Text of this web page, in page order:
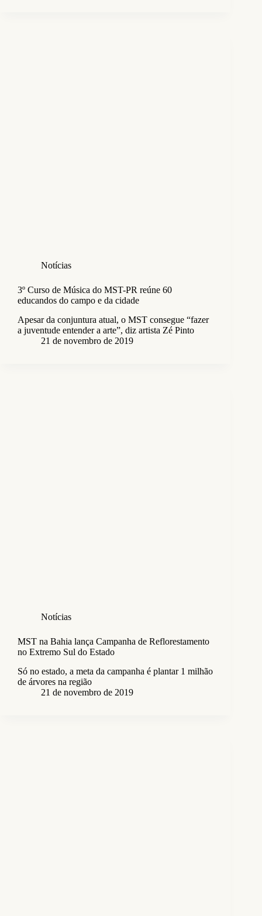
Notícias
3º Curso de Música do MST-PR reúne 60
educandos do campo e da cidade
Apesar da conjuntura atual, o MST consegue “fazer
a juventude entender a arte”, diz artista Zé Pinto
21 de novembro de 2019
Notícias
MST na Bahia lança Campanha de Reflorestamento
no Extremo Sul do Estado
Só no estado, a meta da campanha é plantar 1 milhão
de árvores na região
21 de novembro de 2019